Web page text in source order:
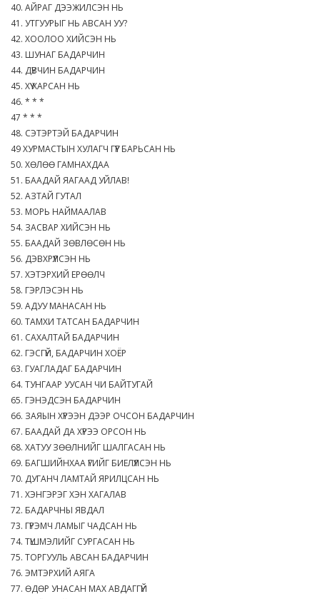
40. АЙРАГ ДЭЭЖИЛСЭН НЬ
41. УТГУУРЫГ НЬ АВСАН УУ?
42. ХООЛОО ХИЙСЭН НЬ
43. ШУНАГ БАДАРЧИН
44. ДҮВЧИН БАДАРЧИН
45. ХҮҮ ХАРСАН НЬ
46. * * *
47 * * *
48. СЭТЭРТЭЙ БАДАРЧИН
49 ХУРМАСТЫН ХУЛАГЧ ГҮҮГ БАРЬСАН НЬ
50. ХӨЛӨӨ ГАМНАХДАА
51. БААДАЙ ЯАГААД УЙЛАВ!
52. АЗТАЙ ГУТАЛ
53. МОРЬ НАЙМААЛАВ
54. ЗАСВАР ХИЙСЭН НЬ
55. БААДАЙ ЗӨВЛӨСӨН НЬ
56. ДЭВХРҮҮЛСЭН НЬ
57. ХЭТЭРХИЙ ЕРӨӨЛЧ
58. ГЭРЛЭСЭН НЬ
59. АДУУ МАНАСАН НЬ
60. ТАМХИ ТАТСАН БАДАРЧИН
61. САХАЛТАЙ БАДАРЧИН
62. ГЭСГҮЙ, БАДАРЧИН ХОЁР
63. ГУАГЛАДАГ БАДАРЧИН
64. ТУНГААР УУСАН ЧИ БАЙТУГАЙ
65. ГЭНЭДСЭН БАДАРЧИН
66. ЗАЯЫН ХҮРЭЭН ДЭЭР ОЧСОН БАДАРЧИН
67. БААДАЙ ДА ХҮРЭЭ ОРСОН НЬ
68. ХАТУУ ЗӨӨЛНИЙГ ШАЛГАСАН НЬ
69. БАГШИЙНХАА ҮГИЙГ БИЕЛҮҮЛСЭН НЬ
70. ДУГАНЧ ЛАМТАЙ ЯРИЛЦСАН НЬ
71. ХЭНГЭРЭГ ХЭН ХАГАЛАВ
72. БАДАРЧНЫ ЯВДАЛ
73. ГҮРЭМЧ ЛАМЫГ ЧАДСАН НЬ
74. ТҮШМЭЛИЙГ СУРГАСАН НЬ
75. ТОРГУУЛЬ АВСАН БАДАРЧИН
76. ЭМТЭРХИЙ АЯГА
77. ӨДӨР УНАСАН МАХ АВДАГГҮЙ